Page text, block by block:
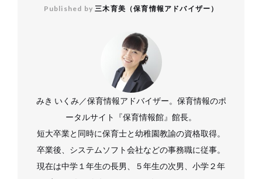
Published by 三木育美（保育情報アドバイザー）
みき いくみ／保育情報アドバイザー。保育情報のポ
ータルサイト『保育情報館』館長。
短大卒業と同時に保育士と幼稚園教諭の資格取得。
卒業後、システムソフト会社などの事務職に従事。
現在は中学１年生の長男、５年生の次男、小学２年